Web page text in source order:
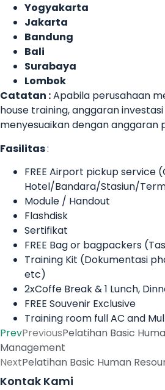
Yogyakarta
Jakarta
Bandung
Bali
Surabaya
Lombok
Catatan :Apabila perusahaan
house training, anggaran
menyesuaikan dengan anggaran
Fasilitas:
FREE Airport pickup service
Hotel/Bandara/Stasiun/
Module / Handout
Flashdisk
Sertifikat
FREE Bag or bagpackers
Training Kit (Dokumentasi
etc)
2xCoffe Break & 1 Lunch,
FREE Souvenir Exclusive
Training room full AC and
PrevPreviousPelatihan Basic
Management
NextPelatihan Basic Human
Kontak Kami